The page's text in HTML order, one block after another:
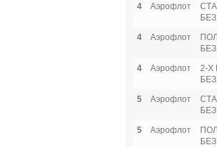
4 Аэрофлот
4
Аэрофлот
4
Аэрофлот
2-Х
5
Аэрофлот
5
Аэрофлот